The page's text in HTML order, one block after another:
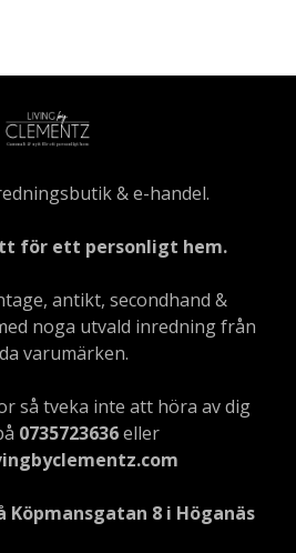
& e-handel.
för ett personligt hem.
antikt, secondhand &
noga utvald inredning från
varumärken.
så tveka inte att höra av dig
0735723636eller
Köpmansgatan 8 i Höganäs